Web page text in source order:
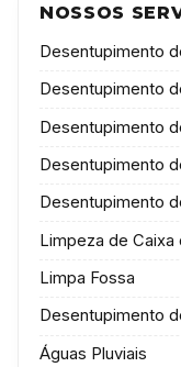
NOSSOS
Desentupimento
Desentupimento
Desentupimento
Desentupimento
Desentupimento
Limpeza de Caixa
Limpa Fossa
Desentupimento
Águas Pluviais